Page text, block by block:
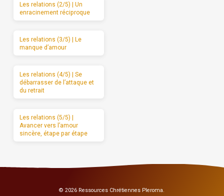
Les relations (2/5) | Un
enracinement réciproque
Les relations (3/5) | Le
manque d’amour
Les relations (4/5) | Se
débarrasser de l’attaque et
du retrait
Les relations (5/5) |
Avancer vers l’amour
sincère, étape par étape
© 2026 Ressources Chrétiennes Pleroma.